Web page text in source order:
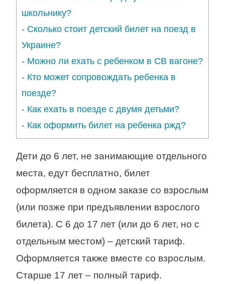
школьнику?
- Сколько стоит детский билет на поезд в
Украине?
- Можно ли ехать с ребенком в СВ вагоне?
- Кто может сопровождать ребенка в
поезде?
- Как ехать в поезде с двумя детьми?
- Как оформить билет на ребенка ржд?
Дети до 6 лет, не занимающие отдельного
места, едут бесплатно, билет
оформляется в одном заказе со взрослым
(или позже при предъявлении взрослого
билета). С 6 до 17 лет (или до 6 лет, но с
отдельным местом) – детский тариф.
Оформляется также вместе со взрослым.
Старше 17 лет – полный тариф.